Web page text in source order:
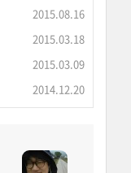
2015.08.16
2015.03.18
2015.03.09
2014.12.20